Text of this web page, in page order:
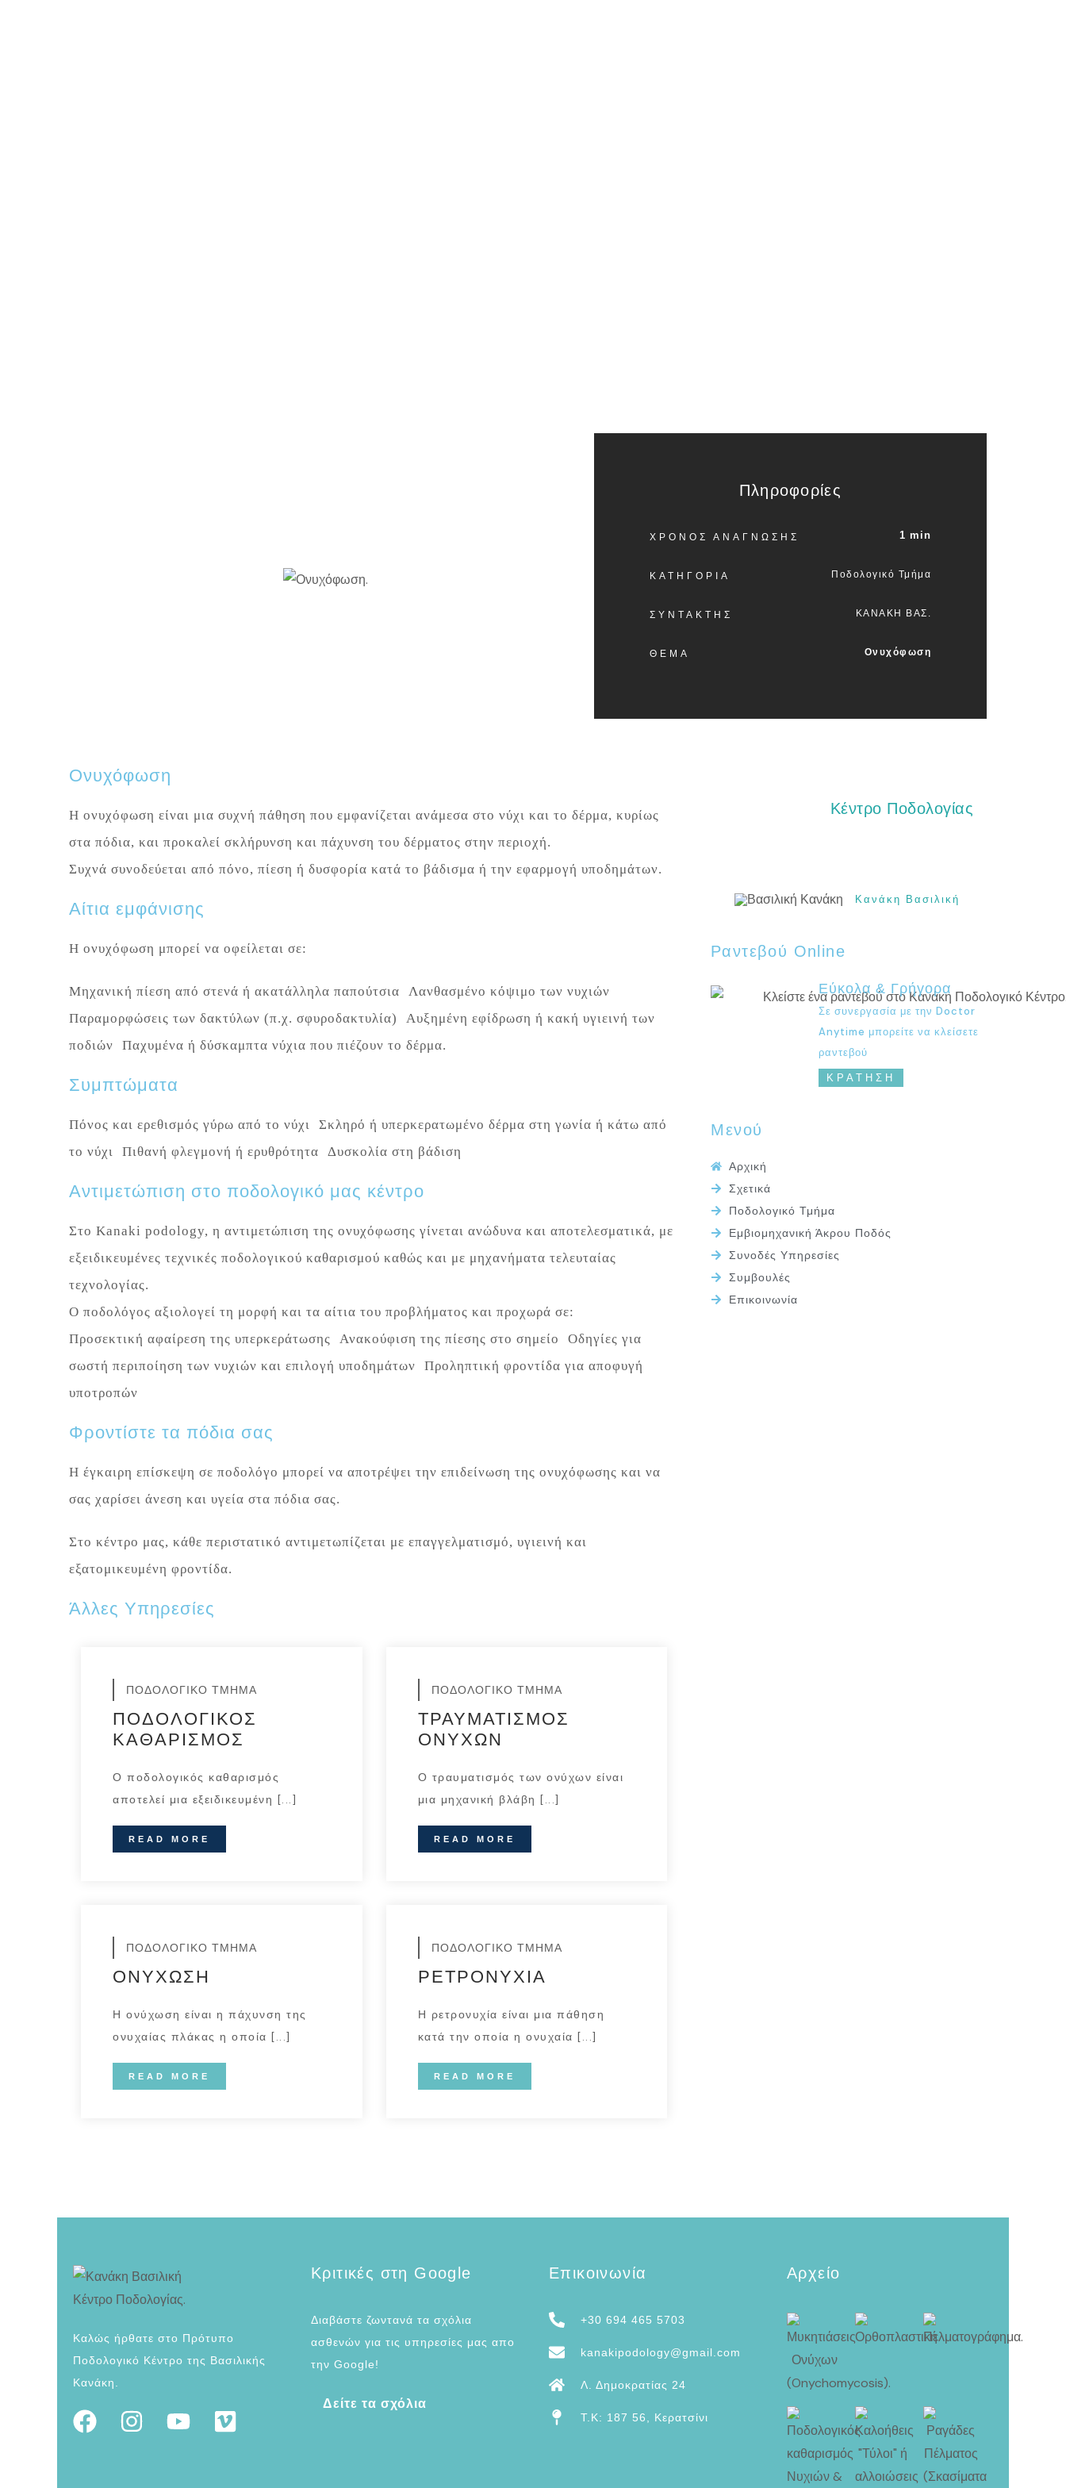
Πληροφορίες
ΧΡΟΝΟΣ ΑΝΑΓΝΩΣΗΣ 1 min
ΚΑΤΗΓΟΡΙΑ Ποδολογικό Τμήμα
ΣΥΝΤΑΚΤΗΣ ΚΑΝΑΚΗ ΒΑΣ.
ΘΕΜΑ Ονυχόφωση
Ονυχόφωση
Η ονυχόφωση είναι μια συχνή πάθηση που εμφανίζεται ανάμεσα στο νύχι και το δέρμα, κυρίως
στα πόδια, και προκαλεί σκλήρυνση και πάχυνση του δέρματος στην περιοχή.
Συχνά συνοδεύεται από πόνο, πίεση ή δυσφορία κατά το βάδισμα ή την εφαρμογή υποδημάτων.
Αίτια εμφάνισης
Η ονυχόφωση μπορεί να οφείλεται σε:
Μηχανική πίεση από στενά ή ακατάλληλα παπούτσια Λανθασμένο κόψιμο των νυχιών
Παραμορφώσεις των δακτύλων (π.χ. σφυροδακτυλία) Αυξημένη εφίδρωση ή κακή υγιεινή των
ποδιών Παχυμένα ή δύσκαμπτα νύχια που πιέζουν το δέρμα.
Συμπτώματα
Πόνος και ερεθισμός γύρω από το νύχι Σκληρό ή υπερκερατωμένο δέρμα στη γωνία ή κάτω από
το νύχι Πιθανή φλεγμονή ή ερυθρότητα Δυσκολία στη βάδιση
Αντιμετώπιση στο ποδολογικό μας κέντρο
Στο Kanaki podology, η αντιμετώπιση της ονυχόφωσης γίνεται ανώδυνα και αποτελεσματικά, με
εξειδικευμένες τεχνικές ποδολογικού καθαρισμού καθώς και με μηχανήματα τελευταίας
τεχνολογίας.
Ο ποδολόγος αξιολογεί τη μορφή και τα αίτια του προβλήματος και προχωρά σε:
Προσεκτική αφαίρεση της υπερκεράτωσης Ανακούφιση της πίεσης στο σημείο Οδηγίες για
σωστή περιποίηση των νυχιών και επιλογή υποδημάτων Προληπτική φροντίδα για αποφυγή
υποτροπών
Φροντίστε τα πόδια σας
Η έγκαιρη επίσκεψη σε ποδολόγο μπορεί να αποτρέψει την επιδείνωση της ονυχόφωσης και να
σας χαρίσει άνεση και υγεία στα πόδια σας.
Στο κέντρο μας, κάθε περιστατικό αντιμετωπίζεται με επαγγελματισμό, υγιεινή και
εξατομικευμένη φροντίδα.
Άλλες Υπηρεσίες
ΠΟΔΟΛΟΓΙΚΟ ΤΜΗΜΑ
ΠΟΔΟΛΟΓΙΚΟΣ
ΚΑΘΑΡΙΣΜΟΣ
Ο ποδολογικός καθαρισμός
αποτελεί μια εξειδικευμένη [...]
READ MORE
ΠΟΔΟΛΟΓΙΚΟ ΤΜΗΜΑ
ΤΡΑΥΜΑΤΙΣΜΟΣ
ΟΝΥΧΩΝ
Ο τραυματισμός των ονύχων είναι
μια μηχανική βλάβη [...]
READ MORE
ΠΟΔΟΛΟΓΙΚΟ ΤΜΗΜΑ
ΟΝΥΧΩΣΗ
Η ονύχωση είναι η πάχυνση της
ονυχαίας πλάκας η οποία [...]
READ MORE
ΠΟΔΟΛΟΓΙΚΟ ΤΜΗΜΑ
ΡΕΤΡΟΝΥΧΙΑ
Η ρετρονυχία είναι μια πάθηση
κατά την οποία η ονυχαία [...]
READ MORE
Κέντρο Ποδολογίας
Κανάκη Βασιλική
Ραντεβού Online
Εύκολα & Γρήγορα
Σε συνεργασία με την Doctor
Anytime μπορείτε να κλείσετε
ραντεβού
ΚΡΑΤΗΣΗ
Μενού
Αρχική
Σχετικά
Ποδολογικό Τμήμα
Εμβιομηχανική Άκρου Ποδός
Συνοδές Υπηρεσίες
Συμβουλές
Επικοινωνία
Καλώς ήρθατε στο Πρότυπο
Ποδολογικό Κέντρο της Βασιλικής
Κανάκη.
Κριτικές στη Google
Διαβάστε ζωντανά τα σχόλια
ασθενών για τις υπηρεσίες μας απο
την Google!
Δείτε τα σχόλια
Επικοινωνία
+30 694 465 5703
kanakipodology@gmail.com
Λ. Δημοκρατίας 24
T.K: 187 56, Κερατσίνι
Αρχείο